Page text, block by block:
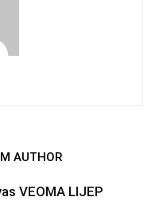
AUTHOR
VEOMA LIJEP